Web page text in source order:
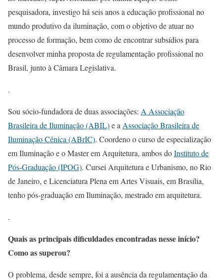
pesquisadora, investigo há seis anos a educação profissional no
mundo produtivo da iluminação, com o objetivo de atuar no
processo de formação, bem como de encontrar subsídios para
desenvolver minha proposta de regulamentação profissional no
Brasil, junto à Câmara Legislativa.
.
Sou sócio-fundadora de duas associações: A Associação
Brasileira de Iluminação (ABIL)e a Associação Brasileira de
Iluminação Cênica (ABrIC). Coordeno o curso de especialização
em Iluminação e o Master em Arquitetura, ambos doInstituto de
Pós-Graduação (IPOG). Cursei Arquitetura e Urbanismo, no Rio
de Janeiro, e Licenciatura Plena em Artes Visuais, em Brasília,
tenho pós-graduação em Iluminação, mestrado em arquitetura.
.
Quais as principais dificuldades encontradas nesse início?
Como as superou?
O problema, desde sempre, foi a ausência da regulamentação da